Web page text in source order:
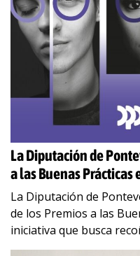
La Diputación de
a las Buenas Prácticas
La Diputación de
de los Premios a las
iniciativa que busca
que marcan la